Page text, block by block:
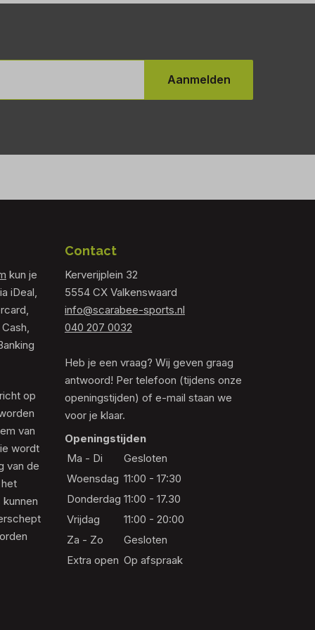
Aanmelden
kun je
iDeal,
op
van
wordt
van de
Contact
Kerverijplein 32
5554 CX Valkenswaard
info@scarabee-sports.nl
040 207 0032
Heb je een vraag? Wij geven graag
antwoord! Per telefoon (tijdens onze
openingstijden) of e-mail staan we
voor je klaar.
Openingstijden
Ma - Di
Gesloten
Woensdag 11:00 - 17:30
Donderdag 11:00 - 17.30
Vrijdag
11:00 - 20:00
Za - Zo
Gesloten
Extra open Op afspraak